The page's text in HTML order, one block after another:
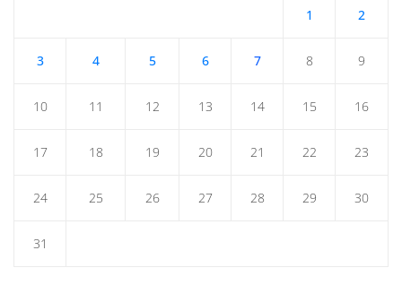
1 2
3 4 5 6 7 8 9
10 11 12 13 14 15 16
17 18 19 20 21 22 23
24 25 26 27 28 29 30
31